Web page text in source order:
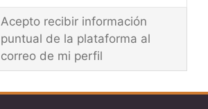
Acepto recibir información
puntual de la plataforma al
correo de mi perfil